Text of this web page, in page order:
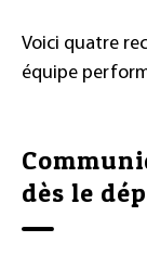
Voici quatre
équipe
dès le